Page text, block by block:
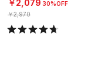
￥2,079 30%OFF
￥2,970